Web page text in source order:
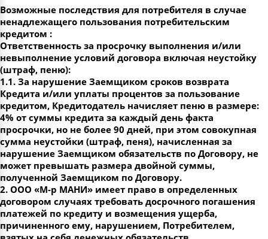
Возможные последствия для потребителя в случае
ненадлежащего пользования потребительским
кредитом :
Ответственность за просрочку выполнения и/или
невыполнение условий договора включая неустойку
(штраф, пеню):
1.1. За нарушение Заемщиком сроков возврата
Кредита и/или уплаты процентов за пользование
кредитом, Кредитодатель начисляет пеню в размере:
4% от суммы кредита за каждый день факта
просрочки, но не более 90 дней, при этом совокупная
сумма неустойки (штраф, пеня), начисленная за
нарушение Заемщиком обязательств по Договору, не
может превышать размера двойной суммы,
полученной Заемщиком по Договору.
2. ООО «М-р МАНИ» имеет право в определенных
договором случаях требовать досрочного погашения
платежей по кредиту и возмещения ущерба,
причиненного ему, нарушением, Потребителем,